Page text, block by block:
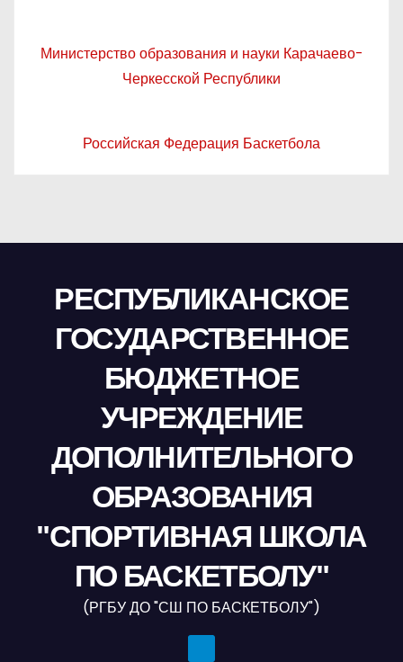
Министерство образования и науки Карачаево-
Черкесской Республики
Российская Федерация Баскетбола
РЕСПУБЛИКАНСКОЕ
ГОСУДАРСТВЕННОЕ
БЮДЖЕТНОЕ
УЧРЕЖДЕНИЕ
ДОПОЛНИТЕЛЬНОГО
ОБРАЗОВАНИЯ
"СПОРТИВНАЯ ШКОЛА
ПО БАСКЕТБОЛУ"
(РГБУ ДО "СШ ПО БАСКЕТБОЛУ")